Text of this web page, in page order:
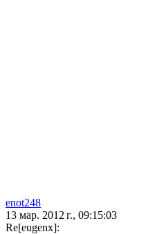
enot248
13 мар. 2012 г., 09:15:03
Re[eugenx]: